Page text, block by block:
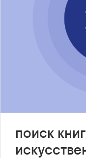
поиск